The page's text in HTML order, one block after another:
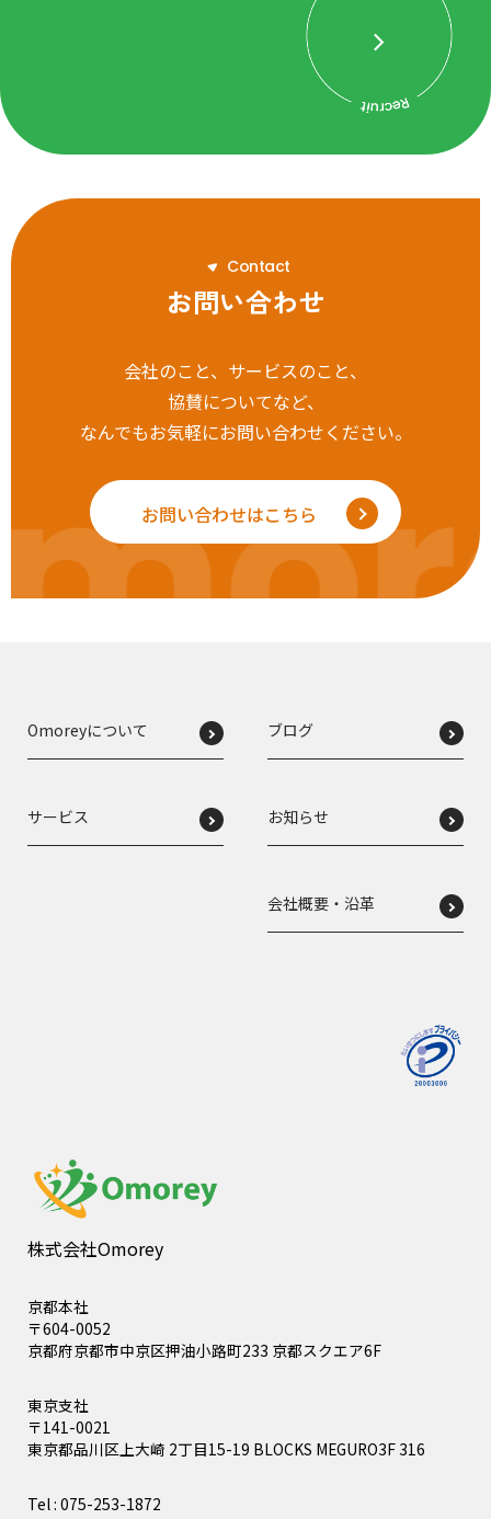
Contact
お問い合わせ
会社のこと、サービスのこと、
協賛についてなど、
なんでもお気軽にお問い合わせください。
お問い合わせはこちら
株式会社Omorey
京都本社
〒604-0052
京都府京都市中京区押油小路町233 京都スクエア6F
東京支社
〒141-0021
東京都品川区上大崎 2丁目15-19 BLOCKS MEGURO3F 316
Tel : 075-253-1872
Omoreyについて
サービス
ブログ
お知らせ
会社概要・沿革